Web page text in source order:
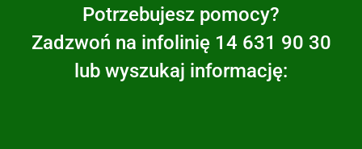
Potrzebujesz pomocy?
Zadzwoń na infolinię 14 631 90 30
lub wyszukaj informację: